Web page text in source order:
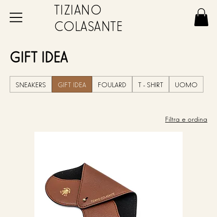
TIZIANO
COLASANTE
GIFT IDEA
SNEAKERS GIFT IDEA FOULARD T - SHIRT UOMO
Filtra e ordina